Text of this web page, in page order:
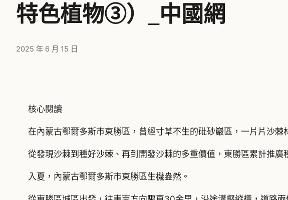
特色植物③）_中國網
2025 年 6 月 15 日
核心閱讀
在內蒙古鄂爾多斯市東勝區，曾經寸草不生的砒砂巖區，一片片沙
從發現沙棘到種好沙棘、再到開發沙棘的多重價值，東勝區累計推
入夏，內蒙古鄂爾多斯市東勝區生機盎然。